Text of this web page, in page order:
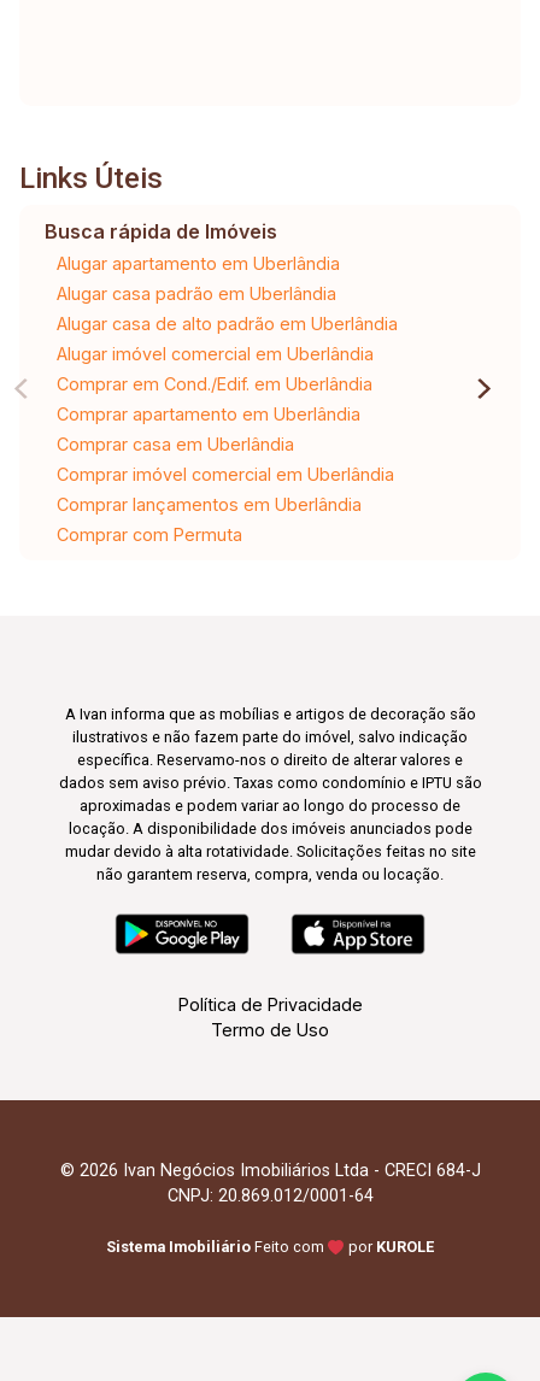
Links Úteis
Busca rápida de Imóveis
Alugar apartamento em Uberlândia
Alugar casa padrão em Uberlândia
Alugar casa de alto padrão em Uberlândia
Alugar imóvel comercial em Uberlândia
Comprar em Cond./Edif. em Uberlândia
Comprar apartamento em Uberlândia
Comprar casa em Uberlândia
Comprar imóvel comercial em Uberlândia
Comprar lançamentos em Uberlândia
Comprar com Permuta
A Ivan informa que as mobílias e artigos de decoração são
ilustrativos e não fazem parte do imóvel, salvo indicação
específica. Reservamo-nos o direito de alterar valores e
dados sem aviso prévio. Taxas como condomínio e IPTU são
aproximadas e podem variar ao longo do processo de
locação. A disponibilidade dos imóveis anunciados pode
mudar devido à alta rotatividade. Solicitações feitas no site
não garantem reserva, compra, venda ou locação.
Política de Privacidade
Termo de Uso
© 2026 Ivan Negócios Imobiliários Ltda - CRECI 684-J
CNPJ: 20.869.012/0001-64
Sistema Imobiliário Feito com por KUROLE